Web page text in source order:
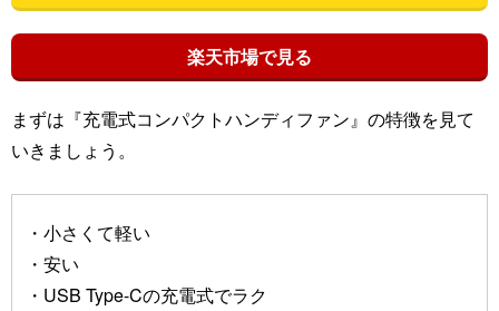
楽天市場で見る
まずは『充電式コンパクトハンディファン』の特徴を見て
いきましょう。
・小さくて軽い
・安い
・USB Type-Cの充電式でラク